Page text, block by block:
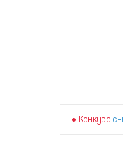
Конкурс